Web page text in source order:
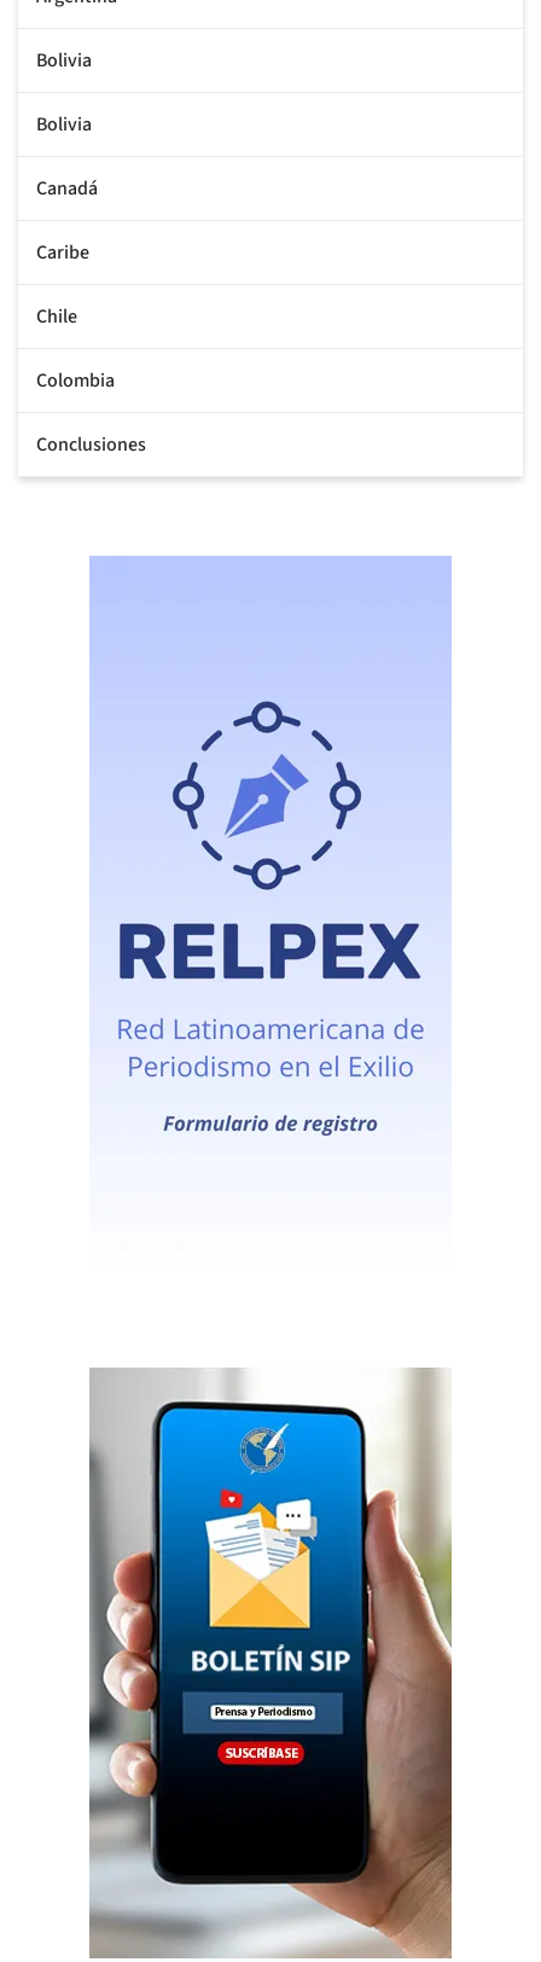
Bolivia
Bolivia
Canadá
Caribe
Chile
Colombia
Conclusiones